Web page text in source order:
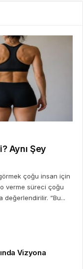
Aynı Şey
görmek çoğu insan için
verme süreci çoğu
değerlendirilir. “Bu...
Vizyona